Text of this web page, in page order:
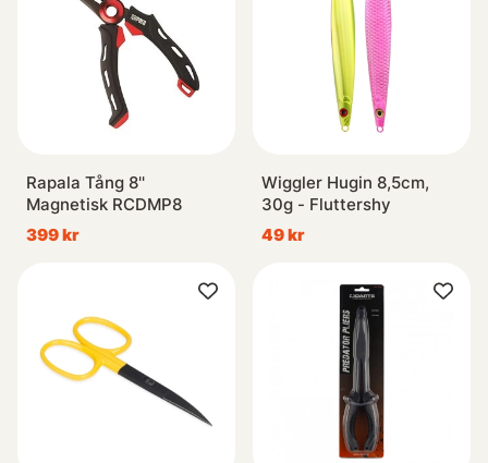
Rapala Tång 8''
Magnetisk RCDMP8
399 kr
Wiggler Hugin 8,5cm,
30g - Fluttershy
49 kr